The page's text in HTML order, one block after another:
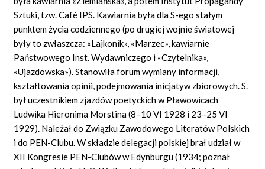
Sztuki, tzw. Café IPS. Kawiarnia była dla S-ego stałym
punktem życia codziennego (po drugiej wojnie światowej
były to zwłaszcza: «Lajkonik», «Marzec», kawiarnie
Państwowego Inst. Wydawniczego i «Czytelnika»,
«Ujazdowska»). Stanowiła forum wymiany informacji,
kształtowania opinii, podejmowania inicjatyw zbiorowych. S.
był uczestnikiem zjazdów poetyckich w Pławowicach
Ludwika Hieronima Morstina (8–10 VI 1928 i 23–25 VI
1929). Należał do Związku Zawodowego Literatów Polskich
i do PEN-Clubu. W składzie delegacji polskiej brał udział w
XII Kongresie PEN-Clubów w Edynburgu (1934; poznał